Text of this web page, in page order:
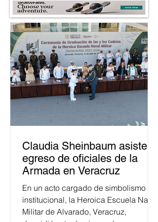
Claudia Sheinbaum asiste a
egreso de oficiales de la
Armada en Veracruz
En un acto cargado de simbolismo
institucional, la Heroica Escuela Naval
Militar de Alvarado, Veracruz,